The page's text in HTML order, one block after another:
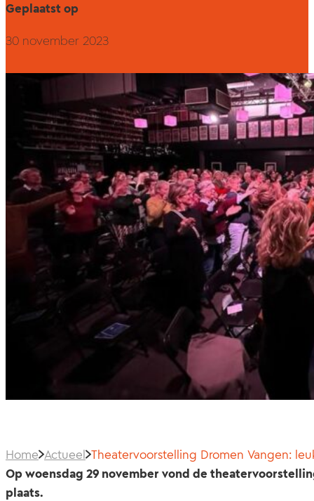
Geplaatst op
30 november 2023
Home Actueel Theatervoorstelling Dromen Vangen:
Op woensdag 29 november vond de
plaats.